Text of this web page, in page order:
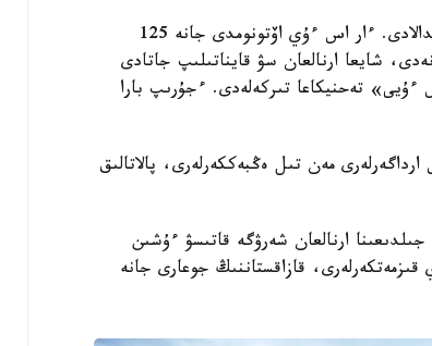
لاگەردە بارلىق ىستىق تاماق جىلجىمالى دالاداعى «اس ۇيدە» دايىندالادى. ءار اس ءۇي اۆتونومدى جانە 125
شايعا ارنالعان سۋ قايناتىلىپ جاتادى
تەحنيكاعا تىركەلەدى. ءجۇرىپ بارا
مەن تىل ەڭبەككەرلەرى، پالاتالىق
مۇندا شامامەن ءتورت مىڭ ادام تۇرادى. بۇل ۇ و س جەڭىستىڭ 70 جىلدىعىنا ارنالعان شەرۋگە قاتىسۋ ءۇشىن
قازاقستاننىڭ جوعارى جانە